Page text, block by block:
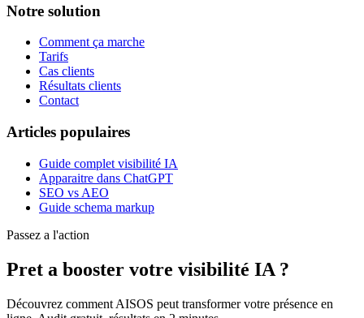
Notre solution
Comment ça marche
Tarifs
Cas clients
Résultats clients
Contact
Articles populaires
Guide complet visibilité IA
Apparaitre dans ChatGPT
SEO vs AEO
Guide schema markup
Passez a l'action
Pret a booster votre visibilité IA ?
Découvrez comment AISOS peut transformer votre présence en